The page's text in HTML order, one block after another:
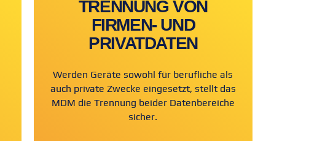
TRENNUNG VON
FIRMEN- UND
PRIVATDATEN
Werden Geräte sowohl für berufliche als
auch private Zwecke eingesetzt, stellt das
MDM die Trennung beider Datenbereiche
sicher.